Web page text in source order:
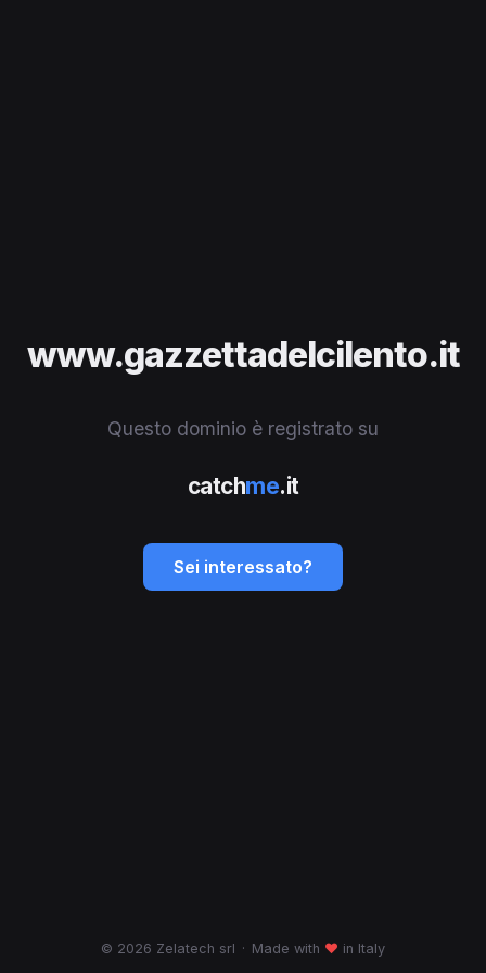
www.gazzettadelcilento.it
Questo dominio è registrato su
catchme.it
Sei interessato?
© 2026 Zelatech srl · Made with ♥ in Italy